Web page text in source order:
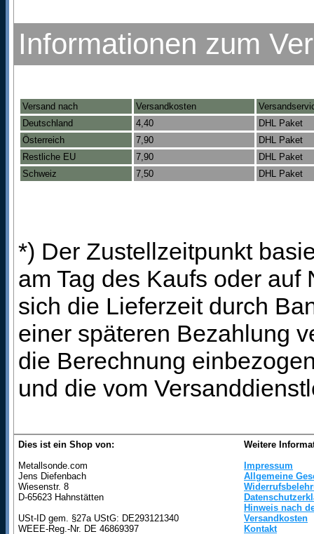
Informationen zum
Versand nach Versandkosten
Deutschland
4,40
DHL Paket
Österreich
7,90
DHL Paket
Restliche EU
7,90
DHL Paket
Schweiz
7,50 DHL Paket
*) Der Zustellzeitpunkt
am Tag des Kaufs oder
sich die Lieferzeit durch
einer späteren Bezahlung
die Berechnung
und die vom
Dies ist ein Shop von:
Metallsonde.com
Jens Diefenbach
Wiesenstr. 8
D-65623 Hahnstätten
USt-ID gem. §27a UStG: DE293121340
WEEE-Reg.-Nr. DE 46869397
Weitere
Impressum
Allgemeine
Hinweis nach
Versandkosten
Kontakt